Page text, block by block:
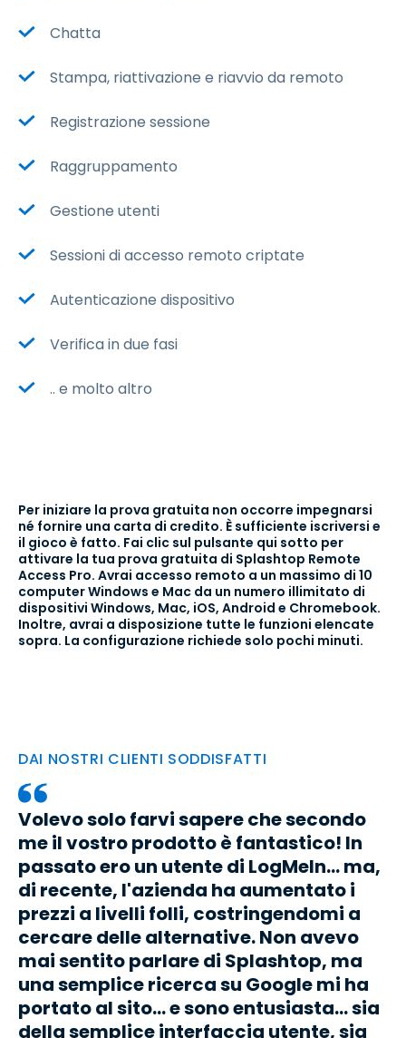
Chatta
Stampa, riattivazione e riavvio da remoto
Registrazione sessione
Raggruppamento
Gestione utenti
Sessioni di accesso remoto criptate
Autenticazione dispositivo
Verifica in due fasi
.. e molto altro
Per iniziare la prova gratuita non occorre impegnarsi
né fornire una carta di credito. È sufficiente iscriversi e
il gioco è fatto. Fai clic sul pulsante qui sotto per
attivare la tua prova gratuita di Splashtop Remote
Access Pro. Avrai accesso remoto a un massimo di 10
computer Windows e Mac da un numero illimitato di
dispositivi Windows, Mac, iOS, Android e Chromebook.
Inoltre, avrai a disposizione tutte le funzioni elencate
sopra. La configurazione richiede solo pochi minuti.
DAI NOSTRI CLIENTI SODDISFATTI
Volevo solo farvi sapere che secondo
me il vostro prodotto è fantastico! In
passato ero un utente di LogMeIn... ma,
di recente, l'azienda ha aumentato i
prezzi a livelli folli, costringendomi a
cercare delle alternative. Non avevo
mai sentito parlare di Splashtop, ma
una semplice ricerca su Google mi ha
portato al sito... e sono entusiasta... sia
della semplice interfaccia utente, sia